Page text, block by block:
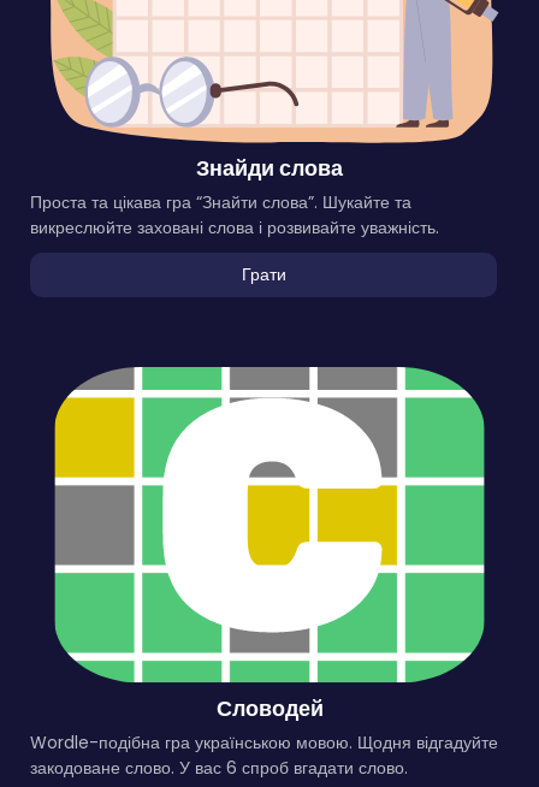
Знайди слова
Проста та цікава гра “Знайти слова”. Шукайте та
викреслюйте заховані слова і розвивайте уважність.
Грати
Словодей
Wordle-подібна гра українською мовою. Щодня відгадуйте
закодоване слово. У вас 6 спроб вгадати слово.